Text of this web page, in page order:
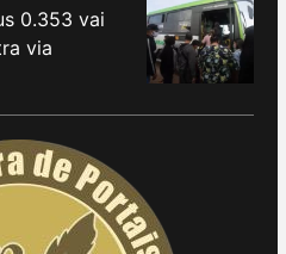
0.353 vai
via